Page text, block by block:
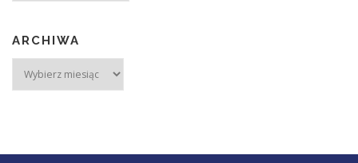
ARCHIWA